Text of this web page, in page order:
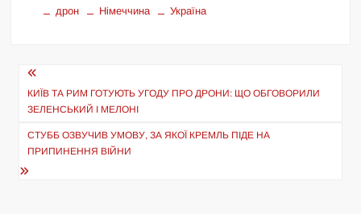
дрон
Німеччина Україна
Навігація
записів
КИЇВ ТА РИМ ГОТУЮТЬ УГОДУ ПРО ДРОНИ: ЩО ОБГОВОРИЛИ
ЗЕЛЕНСЬКИЙ І МЕЛОНІ
СТУББ ОЗВУЧИВ УМОВУ, ЗА ЯКОЇ КРЕМЛЬ ПІДЕ НА
ПРИПИНЕННЯ ВІЙНИ